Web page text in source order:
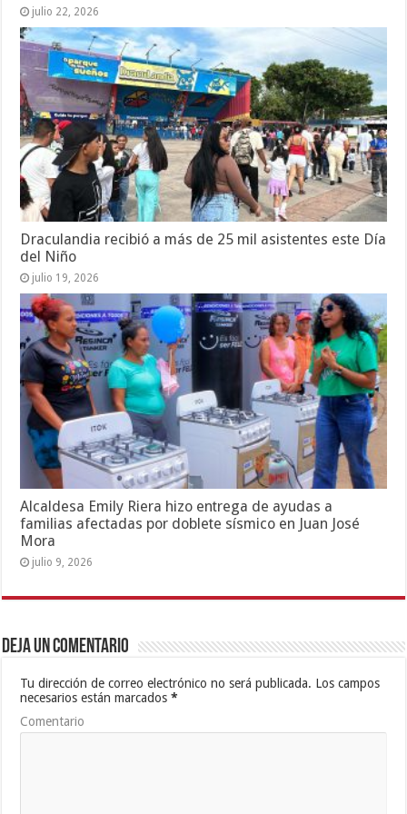
julio 22, 2026
Draculandia recibió a más de 25 mil asistentes este Día
del Niño
julio 19, 2026
Alcaldesa Emily Riera hizo entrega de ayudas a
familias afectadas por doblete sísmico en Juan José
Mora
julio 9, 2026
Deja un comentario
Tu dirección de correo electrónico no será publicada. Los campos
necesarios están marcados*
Comentario